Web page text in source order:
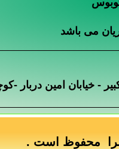
می باشد
- خیابان امین
سرا محفوظ است .